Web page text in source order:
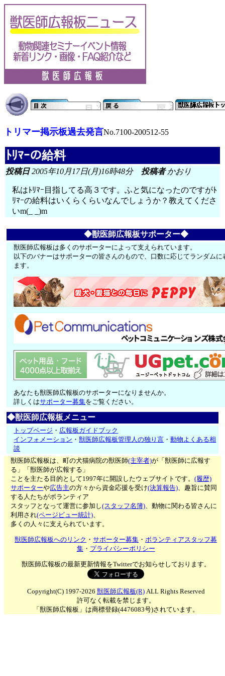
トリマー掲示板過去発言No.7100-200512-55
ﾄﾘﾏｰの給料
投稿日2005年10月17日(月)16時48分 投稿者かおり
私はﾄﾘﾏｰ目指してる高３です。ふと気になったのですがﾄ
ﾘﾏｰの給料はいくらくらいなんでしょうか？教えてくださ
いm(_ _)m
◆獣医師広報板サポーター◆
獣医師広報板は多くのサポーターによって支えられています。
以下のバナーはサポーターの皆さんのもので、口数に応じてランダムに
ます。
あなたも獣医師広報板のサポーターになりませんか。
詳しくはサポーター募集をご覧ください。
◆獣医師広報板メニュー
トップページ ・ 広報板ガイドブック
インフォメーション ・獣医師広報板管理人の独り言 ・動物よくある相
談
獣医師広報板は、町の犬猫病院の獣医師(主宰者)が「獣医師に広報す
る」「獣医師が広報する」
ことを主たる目的として1997年に開設したウェブサイトです。(履歴)
サポーターや広告主の方々から資金応援を受け(決算報告)、趣旨に賛同
する人たちがボランティア
スタッフとなって運営に参加し(スタッフ名簿)、動物に関わる皆さんに
利用され(ページビュー統計)、
多くの人々に支えられています。
獣医師広報板へのリンク ・サポーター募集 ・ボランティアスタッフ募
集・ プライバシーポリシー
獣医師広報板の最新更新情報をTwitterでお知らせしております。
Copyright(C) 1997-2026 獣医師広報板(R)ALL Rights Reserved
許可なく転載を禁じます。
「獣医師広報板」は商標登録(4476083号)されています。